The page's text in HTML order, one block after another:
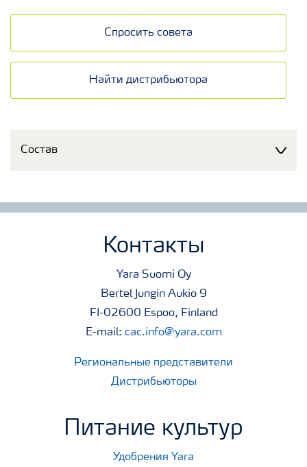
грунтов применяют из расчета 1,5-1,75 кг/м
Спросить совета
Найти дистрибьютора
Состав
Контакты
Yara Suomi Oy
Bertel Jungin Aukio 9
FI-02600 Espoo, Finland
E-mail: cac.info@yara.com
Региональные представители
Дистрибьюторы
Питание культур
Удобрения Yara